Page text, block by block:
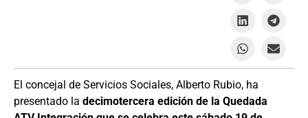
El concejal de Servicios Sociales, Alberto Rubio, ha
presentado la decimotercera edición de la Quedada